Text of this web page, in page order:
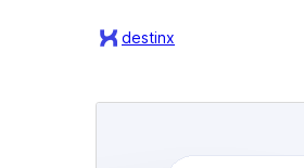
destinx